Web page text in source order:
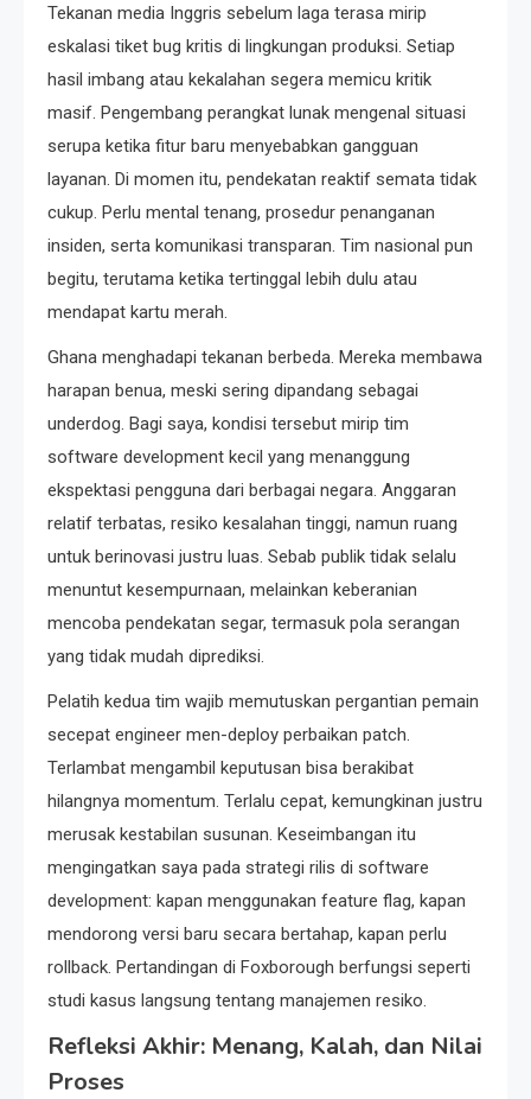
Tekanan media Inggris sebelum laga terasa mirip
eskalasi tiket bug kritis di lingkungan produksi. Setiap
hasil imbang atau kekalahan segera memicu kritik
masif. Pengembang perangkat lunak mengenal situasi
serupa ketika fitur baru menyebabkan gangguan
layanan. Di momen itu, pendekatan reaktif semata tidak
cukup. Perlu mental tenang, prosedur penanganan
insiden, serta komunikasi transparan. Tim nasional pun
begitu, terutama ketika tertinggal lebih dulu atau
mendapat kartu merah.
Ghana menghadapi tekanan berbeda. Mereka membawa
harapan benua, meski sering dipandang sebagai
underdog. Bagi saya, kondisi tersebut mirip tim
software development kecil yang menanggung
ekspektasi pengguna dari berbagai negara. Anggaran
relatif terbatas, resiko kesalahan tinggi, namun ruang
untuk berinovasi justru luas. Sebab publik tidak selalu
menuntut kesempurnaan, melainkan keberanian
mencoba pendekatan segar, termasuk pola serangan
yang tidak mudah diprediksi.
Pelatih kedua tim wajib memutuskan pergantian pemain
secepat engineer men-deploy perbaikan patch.
Terlambat mengambil keputusan bisa berakibat
hilangnya momentum. Terlalu cepat, kemungkinan justru
merusak kestabilan susunan. Keseimbangan itu
mengingatkan saya pada strategi rilis di software
development: kapan menggunakan feature flag, kapan
mendorong versi baru secara bertahap, kapan perlu
rollback. Pertandingan di Foxborough berfungsi seperti
studi kasus langsung tentang manajemen resiko.
Refleksi Akhir: Menang, Kalah, dan Nilai
Proses